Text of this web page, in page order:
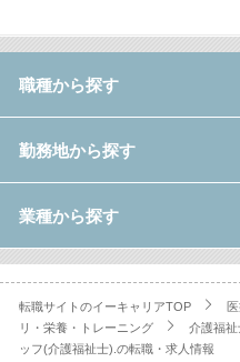
職種から探す
勤務地から探す
業種から探す
転職サイトのイーキャリアTOP
リ・栄養・トレーニング
介護福祉
ッフ(介護福祉士).の転職・求人情報